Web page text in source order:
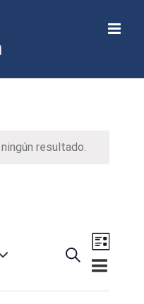
resultado.
de
Buscarde
Lista